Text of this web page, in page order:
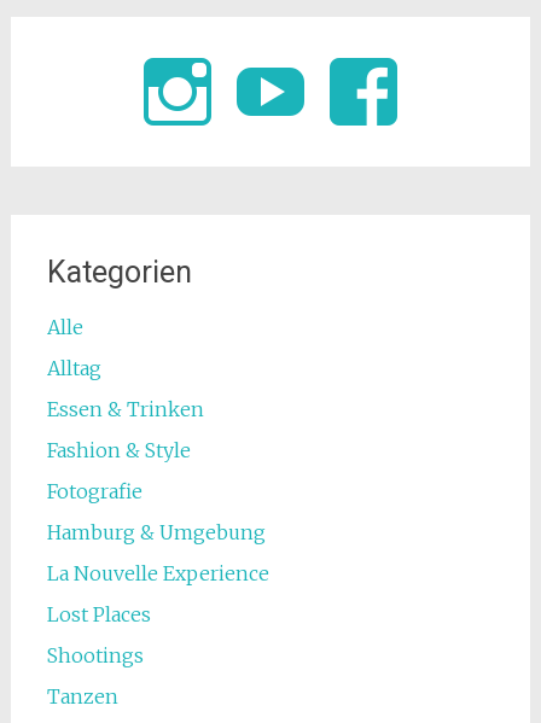
Kategorien
Alle
Alltag
Essen & Trinken
Fashion & Style
Fotografie
Hamburg & Umgebung
La Nouvelle Experience
Lost Places
Shootings
Tanzen